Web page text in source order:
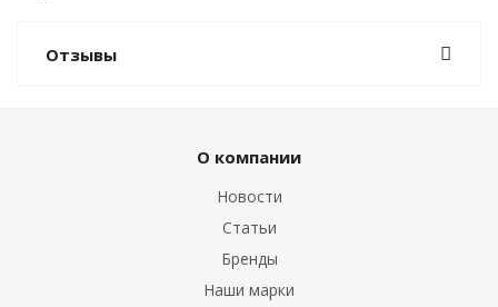
Отзывы
О компании
Новости
Статьи
Бренды
Наши марки